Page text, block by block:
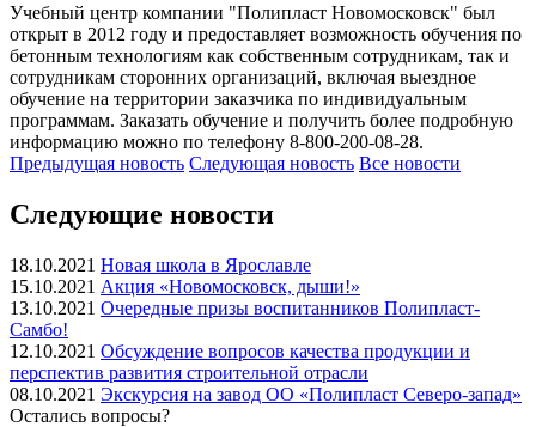
Учебный центр компании "Полипласт Новомосковск" был
открыт в 2012 году и предоставляет возможность обучения по
бетонным технологиям как собственным сотрудникам, так и
сотрудникам сторонних организаций, включая выездное
обучение на территории заказчика по индивидуальным
программам. Заказать обучение и получить более подробную
информацию можно по телефону 8-800-200-08-28.
Предыдущая новость Следующая новость Все новости
Следующие новости
18.10.2021 Новая школа в Ярославле
15.10.2021 Акция «Новомосковск, дыши!»
13.10.2021 Очередные призы воспитанников Полипласт-
Самбо!
12.10.2021 Обсуждение вопросов качества продукции и
перспектив развития строительной отрасли
08.10.2021 Экскурсия на завод ОО «Полипласт Северо-запад»
Остались вопросы?